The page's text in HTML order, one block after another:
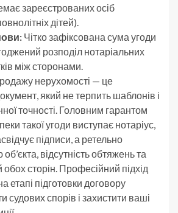
зареєстрованих осіб
дітей).
Чітко зафіксована сума угоди
розподіл нотаріальних
між сторонами.
нерухомості — це
який не терпить шаблонів і
точності. Головним гарантом
такої угоди виступає нотаріус,
підписи, а ретельно
об’єкта, відсутність обтяжень та
обох сторін. Професійний підхід
етапі підготовки договору
судових спорів і захистити ваші